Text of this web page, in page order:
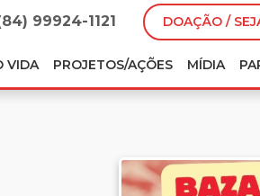
99924-1121
DOAÇÃO /
VIDA PROJETOS/AÇÕES MÍDIA